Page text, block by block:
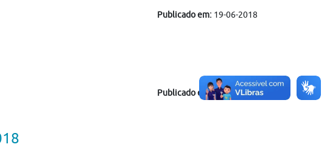
Publicado em:19-06-2018
Publicado em:17-05-2018